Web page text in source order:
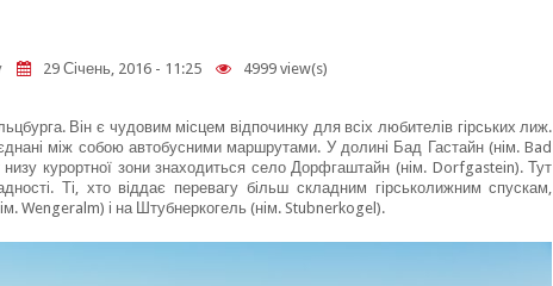
29 Січень, 2016 - 11:25 4999 view(s)
Він є чудовим місцем відпочинку для всіх любителів гірських лиж.
між собою автобусними маршрутами. У долині Бад Гастайн (нім. Bad
курортної зони знаходиться село Дорфгаштайн (нім. Dorfgastein). Тут
Ті, хто віддає перевагу більш складним гірськолижним спускам,
Wengeralm) і на Штубнеркогель (нім. Stubnerkogel).